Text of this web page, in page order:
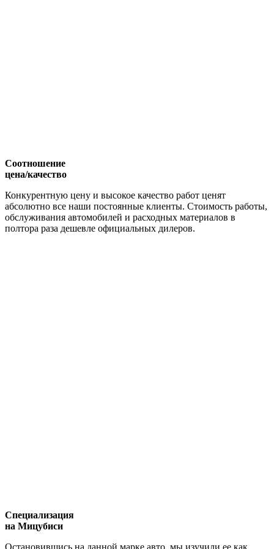
Соотношение
цена/качество
Конкурентную цену и высокое качество работ ценят
абсолютно все наши постоянные клиенты. Стоимость работы,
обслуживания автомобилей и расходных материалов в
полтора раза дешевле официальных дилеров.
Специализация
на Мицубиси
Остановившись на данной марке авто, мы изучили ее как